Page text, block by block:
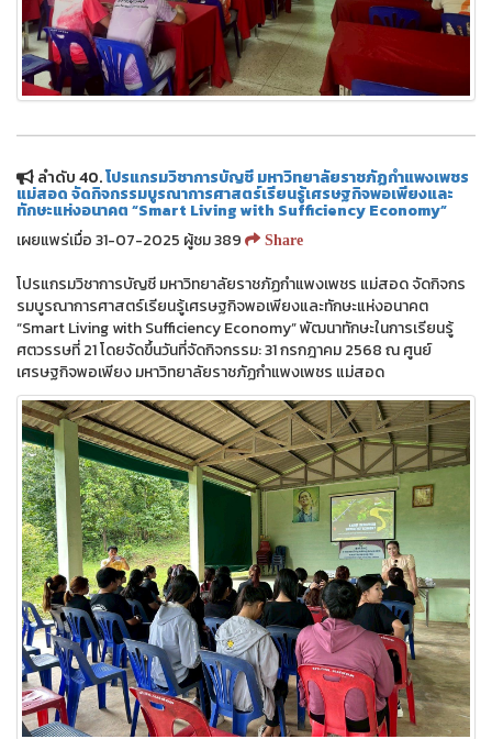
ลำดับ 40.โปรแกรมวิชาการบัญชี มหาวิทยาลัยราชภัฏกำแพงเพชร
แม่สอด จัดกิจกรรมบูรณาการศาสตร์เรียนรู้เศรษฐกิจพอเพียงและ
ทักษะแห่งอนาคต “Smart Living with Sufficiency Economy”
เผยแพร่เมื่อ 31-07-2025 ผู้ชม 389
Share
โปรแกรมวิชาการบัญชี มหาวิทยาลัยราชภัฏกำแพงเพชร แม่สอด จัดกิจกร
รมบูรณาการศาสตร์เรียนรู้เศรษฐกิจพอเพียงและทักษะแห่งอนาคต
“Smart Living with Sufficiency Economy” พัฒนาทักษะในการเรียนรู้
ศตวรรษที่ 21 โดยจัดขึ้นวันที่จัดกิจกรรม: 31 กรกฎาคม 2568 ณ ศูนย์
เศรษฐกิจพอเพียง มหาวิทยาลัยราชภัฏกำแพงเพชร แม่สอด